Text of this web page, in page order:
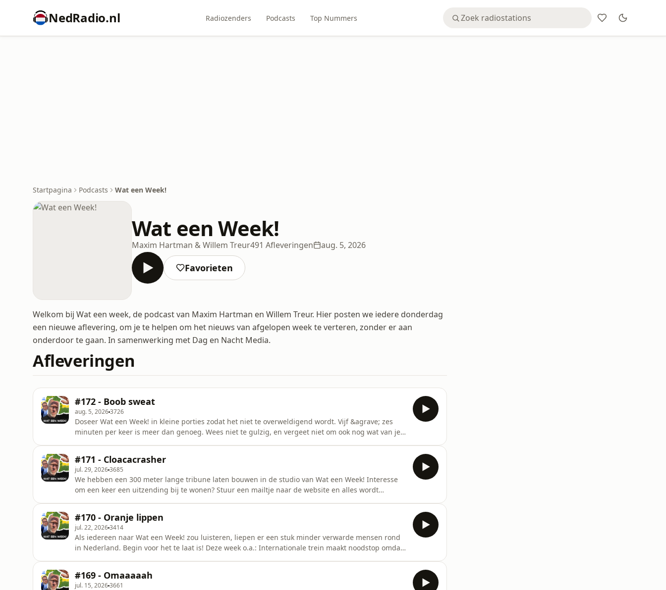
NedRadio.nl Radiozenders Podcasts Top Nummers
Startpagina Podcasts Wat een Week!
Wat een Week!
Maxim Hartman & Willem Treur491 Afleveringen aug. 5, 2026
Favorieten
Welkom bij Wat een week, de podcast van Maxim Hartman en Willem Treur. Hier posten we iedere donderdag
een nieuwe aflevering, om je te helpen om het nieuws van afgelopen week te verteren, zonder er aan
onderdoor te gaan. In samenwerking met Dag en Nacht Media.
Afleveringen
#172 - Boob sweat
aug. 5, 20263726
Doseer Wat een Week! in kleine porties zodat het niet te overweldigend wordt. Vijf &agrave; zes
minuten per keer is meer dan genoeg. Wees niet te gulzig, en vergeet niet om ook nog wat van je
explosieve d
#171 - Cloacacrasher
jul. 29, 20263685
We hebben een 300 meter lange tribune laten bouwen in de studio van Wat een Week! Interesse
om een keer een uitzending bij te wonen? Stuur een mailtje naar de website en alles wordt
gevangenis wegens mierengarn
#170 - Oranje lippen
jul. 22, 20263414
Als iedereen naar Wat een Week! zou luisteren, liepen er een stuk minder verwarde mensen rond
in Nederland. Begin voor het te laat is! Deze week o.a.: Internationale trein maakt noodstop omdat
smokkelen in bh, nieuwe ape
#169 - Omaaaaah
jul. 15, 20263661